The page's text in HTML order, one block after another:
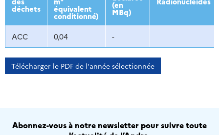
déchets équivalent
conditionné)
(en
MBq)
ACC 0,04 -
Télécharger le PDF de l'année sélectionnée
Abonnez-vous à notre newsletter pour suivre toute